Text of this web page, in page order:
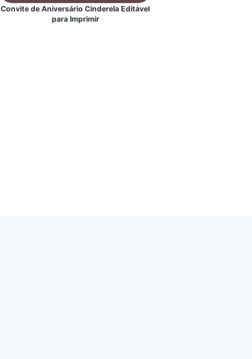
Convite de Aniversário Cinderela Editável
para Imprimir